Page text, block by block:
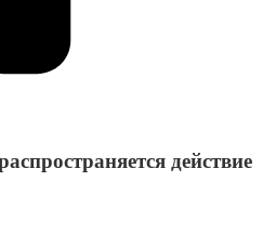
действие